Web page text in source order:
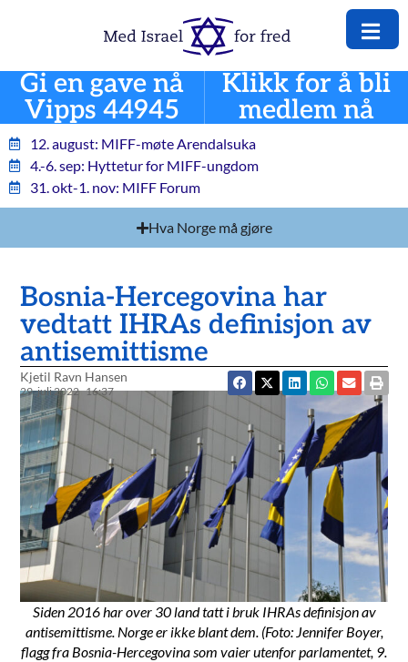
Gi en gave nå
Vipps 44945
Klikk for å bli
medlem nå
12. august: MIFF-møte Arendalsuka
4.-6. sep: Hyttetur for MIFF-ungdom
31. okt-1. nov: MIFF Forum
Hva Norge må gjøre
Bosnia-Hercegovina har
vedtatt IHRAs definisjon av
antisemittisme
Kjetil Ravn Hansen
29. juli 2022 16:37
Siden 2016 har over 30 land tatt i bruk IHRAs definisjon av
antisemittisme. Norge er ikke blant dem. (Foto: Jennifer Boyer,
flagg fra Bosnia-Hercegovina som vaier utenfor parlamentet, 9.